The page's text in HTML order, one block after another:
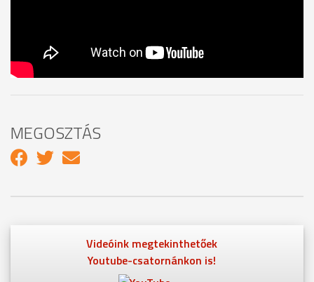
MEGOSZTÁS
Videóink megtekinthetőek
Youtube-csatornánkon is!